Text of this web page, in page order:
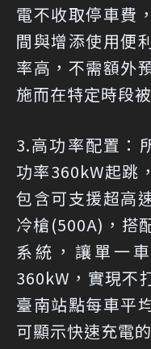
電不收取停車費
間與增添使用便
率高，不需額外
施而在特定時段
3.高功率配置：
功率360kW起跳
包含可支援超高
冷槍(500A)，搭
系統，讓單一
360kW，實現不
臺南站點每車平
可顯示快速充電